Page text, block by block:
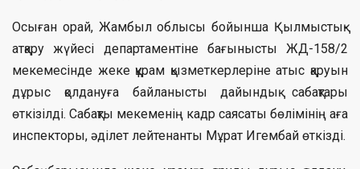
Осыған орай, Жамбыл облысы бойынша Қылмыстық-
атқару жүйесі департаментіне бағынысты ЖД-158/2
мекемесінде жеке құрам қызметкерлеріне атыс қаруын
дұрыс қолдануға байланысты дайындық сабақтары
өткізілді. Сабақты мекеменің кадр саясаты бөлімінің аға
инспекторы, әділет лейтенанты Мұрат Игембай өткізді.